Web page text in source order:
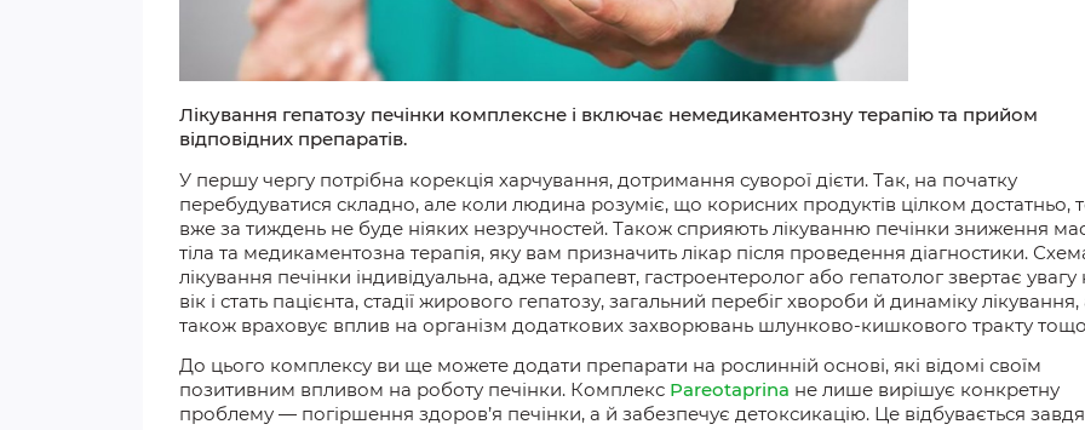
Лікування гепатозу печінки комплексне і включає немедикаментозну терапію та прийом
відповідних препаратів.
У першу чергу потрібна корекція харчування, дотримання суворої дієти. Так, на початку
перебудуватися складно, але коли людина розуміє, що корисних продуктів цілком достатньо,
вже за тиждень не буде ніяких незручностей. Також сприяють лікуванню печінки зниження
тіла та медикаментозна терапія, яку вам призначить лікар після проведення діагностики.
лікування печінки індивідуальна, адже терапевт, гастроентеролог або гепатолог звертає увагу
вік і стать пацієнта, стадії жирового гепатозу, загальний перебіг хвороби й динаміку лікування,
також враховує вплив на організм додаткових захворювань шлунково-кишкового тракту
До цього комплексу ви ще можете додати препарати на рослинній основі, які відомі своїм
позитивним впливом на роботу печінки. Комплекс Pareotaprina не лише вирішує конкретну
проблему — погіршення здоров’я печінки, а й забезпечує детоксикацію. Це відбувається